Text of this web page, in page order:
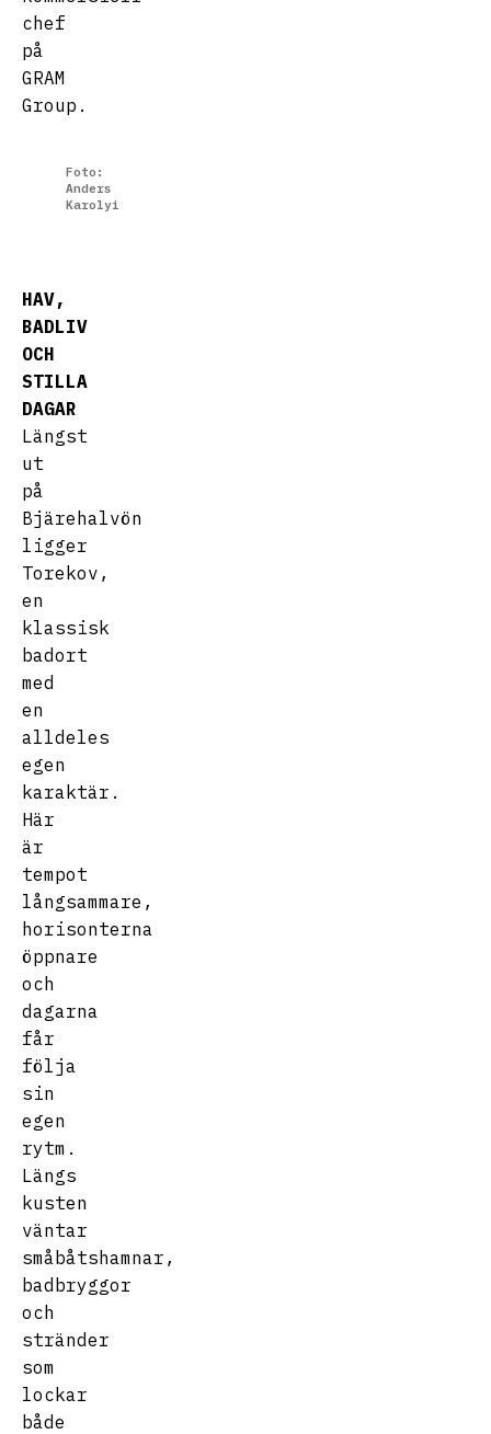
chef
på
GRAM
Group.
Foto:
Anders
Karolyi
HAV,
BADLIV
OCH
STILLA
DAGAR
Längst
ut
på
Bjärehalvön
ligger
Torekov,
en
klassisk
badort
med
en
alldeles
egen
karaktär.
Här
är
tempot
långsammare,
horisonterna
öppnare
och
dagarna
får
följa
sin
egen
rytm.
Längs
kusten
väntar
småbåtshamnar,
badbryggor
och
stränder
som
lockar
både